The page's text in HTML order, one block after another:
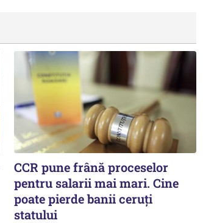
CCR pune frână proceselor
pentru salarii mai mari. Cine
poate pierde banii ceruți
statului